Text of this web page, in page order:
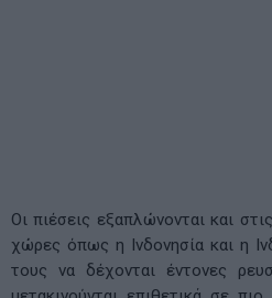
Οι πιέσεις εξαπλώνονται και στις
χώρες όπως η Ινδονησία και η
τους να δέχονται έντονες